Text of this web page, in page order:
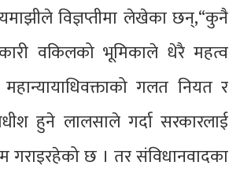
विज्ञप्तीमा लेखेका छन्,“कुनै
वकिलको भूमिकाले धेरै महत्व
गलत नियत र
हुने लालसाले गर्दा सरकारलाई
छ । तर संविधानवादका